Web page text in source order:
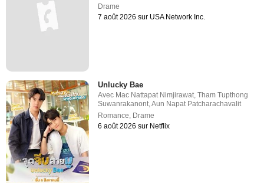
Drame
7 août 2026 sur USA Network Inc.
Unlucky Bae
Avec Mac Nattapat Nimjirawat ,Tham Tupthong
Suwanrakanont ,Aun Napat Patcharachavalit
Romance Drame
6 août 2026 sur Netflix